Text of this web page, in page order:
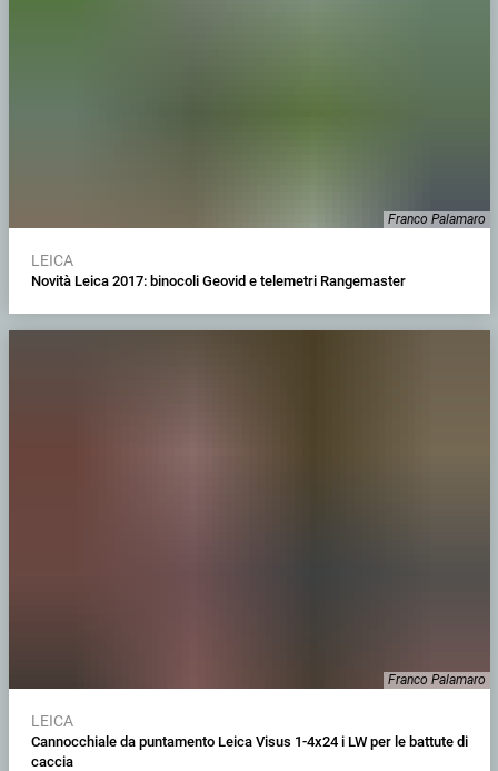
Franco Palamaro
LEICA
Novità Leica 2017: binocoli Geovid e telemetri Rangemaster
Franco Palamaro
LEICA
Cannocchiale da puntamento Leica Visus 1-4x24 i LW per le battute di
caccia